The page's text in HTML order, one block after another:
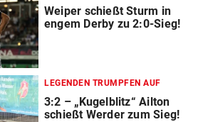
Weiper schießt Sturm in
engem Derby zu 2:0-Sieg!
LEGENDEN TRUMPFEN AUF
3:2 – „Kugelblitz“ Ailton
schießt Werder zum Sieg!